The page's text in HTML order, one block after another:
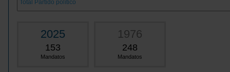
2025
153
Mandatos
1976
248
Mandatos